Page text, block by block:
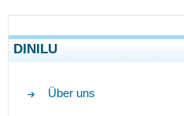
DINILU
Über uns